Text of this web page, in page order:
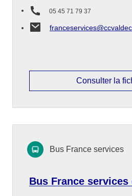
05 45 71 79 37
Consulter la
Bus France
Bus France services